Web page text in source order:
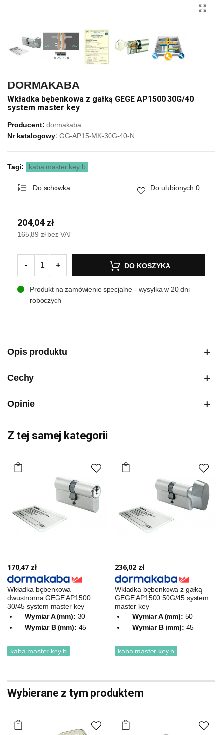
DORMAKABA
Wkładka bębenkowa z gałką GEGE AP1500 30G/40
system master key
Producent: dormakaba
Nr katalogowy: GG-AP15-MK-30G-40-N
Tagi: kaba master key b
Do schowka Do ulubionych 0
204,04 zł
165,89 zł bez VAT
- + DO KOSZYKA
Produkt na zamówienie specjalne - wysyłka w 20 dni
roboczych
Opis produktu
Cechy
Opinie
Z tej samej kategorii
170,47 zł
Wkładka bębenkowa
dwustronna GEGE AP1500
30/45 system master key
Wymiar A (mm): 30
Wymiar B (mm): 45
kaba master key b
236,02 zł
Wkładka bębenkowa z gałką
GEGE AP1500 50G/45 system
master key
Wymiar A (mm): 50
Wymiar B (mm): 45
kaba master key b
Wybierane z tym produktem